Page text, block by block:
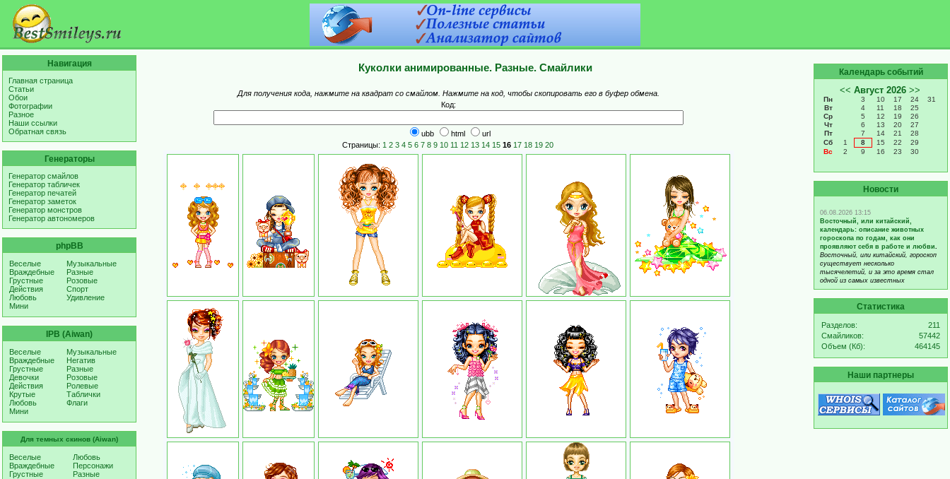
Навигация
Главная страница
Статьи
Обои
Фотографии
Разное
Наши ссылки
Обратная связь
Генераторы
Генератор смайлов
Генератор табличек
Генератор печатей
Генератор заметок
Генератор монстров
Генератор автономеров
phpBB
Веселые
Враждебные
Грустные
Действия
Любовь
Мини
Музыкальные
Разные
Розовые
Спорт
Удивление
IPB (Aiwan)
Веселые
Враждебные
Грустные
Девочки
Действия
Крутые
Любовь
Мини
Музыкальные
Негатив
Разные
Розовые
Ролевые
Таблички
Флаги
Для темных скинов (Aiwan)
Веселые
Враждебные
Грустные
Любовь
Персонажи
Разные
Куколки анимированные. Разные. Смайлики
Для получения кода, нажмите на квадрат со смайлом. Нажмите на код, чтобы скопировать его в буфер обмена.
Код:
ubb html
url
Страницы: 1 2 3 4 5 6 7 8 9 10 11 12 13 14 15 16 17 18 19 20
Календарь событий
Новости
Статистика
Разделов:
211
Смайликов:
57442
Объем (Кб):
464145
Наши партнеры